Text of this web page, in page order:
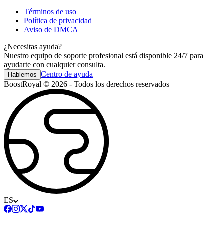
Términos de uso
Política de privacidad
Aviso de DMCA
¿Necesitas ayuda?
Nuestro equipo de soporte profesional está disponible 24/7 para
ayudarte con cualquier consulta.
Hablemos Centro de ayuda
BoostRoyal © 2026 - Todos los derechos reservados
ES